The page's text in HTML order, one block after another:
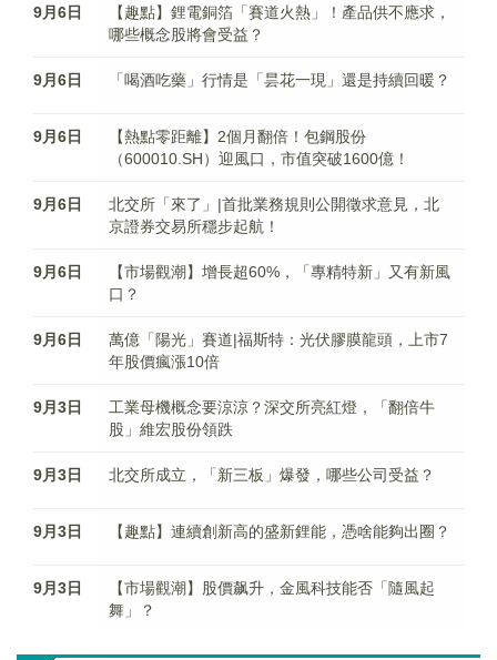
9月6日
【趣點】鋰電銅箔「賽道火熱」！產品供不應求，
哪些概念股將會受益？
9月6日 「喝酒吃藥」行情是「昙花一現」還是持續回暖？
9月6日
【熱點零距離】2個月翻倍！包鋼股份
（600010.SH）迎風口，市值突破1600億！
9月6日
北交所「來了」|首批業務規則公開徵求意見，北
京證券交易所穩步起航！
9月6日
【市場觀潮】增長超60%，「專精特新」又有新風
口？
9月6日
萬億「陽光」賽道|福斯特：光伏膠膜龍頭，上市7
年股價瘋漲10倍
9月3日
工業母機概念要涼涼？深交所亮紅燈，「翻倍牛
股」維宏股份領跌
9月3日 北交所成立，「新三板」爆發，哪些公司受益？
9月3日 【趣點】連續創新高的盛新鋰能，憑啥能夠出圈？
9月3日
【市場觀潮】股價飙升，金風科技能否「隨風起
舞」？